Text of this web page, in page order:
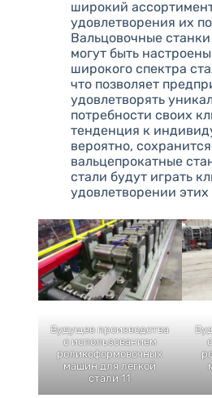
широкий
удовлетворения их
Вальцовочные
могут быть
широкого спектра
что позволяет
удовлетворять
потребности своих
тенденция к
вероятно,
вальцепрокатные
стали будут играть
удовлетворении этих
Будущее производства
с использованием
роликоформовочных
машин для легкой
стали 11